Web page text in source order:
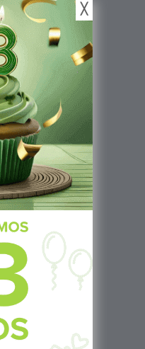
Local 9, San
El Salvador 0614-
╳